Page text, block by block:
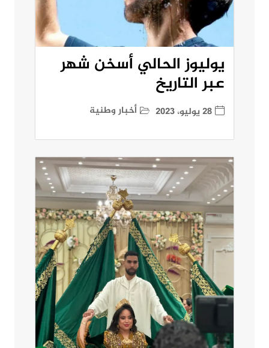
يوليوز الحالي أسخن شهر
عبر التاريخ
28 يوليو، 2023 أخبار وطنية